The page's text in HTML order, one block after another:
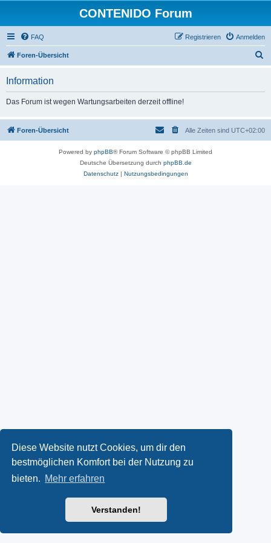
Diese Website nutzt Cookies, um dir den
bestmöglichen Komfort bei der Nutzung zu
bieten. Mehr erfahren
Verstanden!
CONTENIDO Forum
FAQ Anmelden
Registrieren
Foren-Übersicht
Information
Das Forum ist wegen Wartungsarbeiten derzeit offline!
Foren-Übersicht Alle Zeiten sind UTC+02:00
Powered by phpBB® Forum Software © phpBB Limited
Deutsche Übersetzung durch phpBB.de
Datenschutz| Nutzungsbedingungen